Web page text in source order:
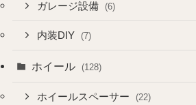
ガレージ設備 (6)
内装DIY (7)
ホイール (128)
ホイールスペーサー (22)